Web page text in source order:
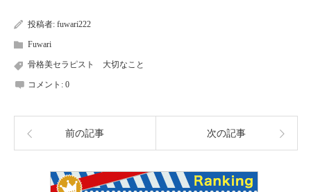
投稿者: fuwari222
Fuwari
骨格美セラピスト 大切なこと
コメント: 0
前の記事 次の記事